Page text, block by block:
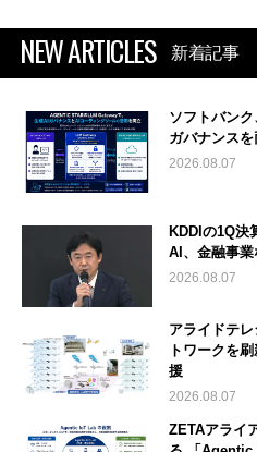
NEW ARTICLES 新着記事
ソフトバン
ガバナンス
2026.08.07
KDDIの1Q
AI、金融事業
2026.08.07
アライドテ
トワークを
援
2026.08.07
ZETAアライ